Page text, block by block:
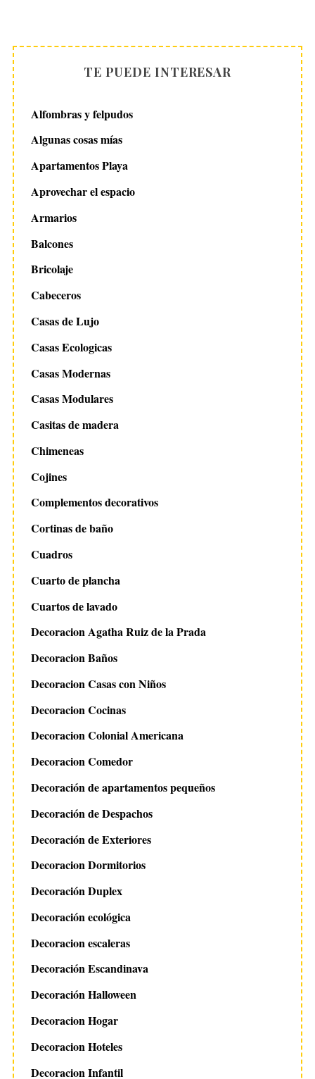
TE PUEDE INTERESAR
Alfombras y felpudos
Algunas cosas mías
Apartamentos Playa
Aprovechar el espacio
Armarios
Balcones
Bricolaje
Cabeceros
Casas de Lujo
Casas Ecologicas
Casas Modernas
Casas Modulares
Casitas de madera
Chimeneas
Cojines
Complementos decorativos
Cortinas de baño
Cuadros
Cuarto de plancha
Cuartos de lavado
Decoracion Agatha Ruiz de la Prada
Decoracion Baños
Decoracion Casas con Niños
Decoracion Cocinas
Decoracion Colonial Americana
Decoracion Comedor
Decoración de apartamentos pequeños
Decoración de Despachos
Decoración de Exteriores
Decoracion Dormitorios
Decoración Duplex
Decoración ecológica
Decoracion escaleras
Decoración Escandinava
Decoración Halloween
Decoracion Hogar
Decoracion Hoteles
Decoracion Infantil